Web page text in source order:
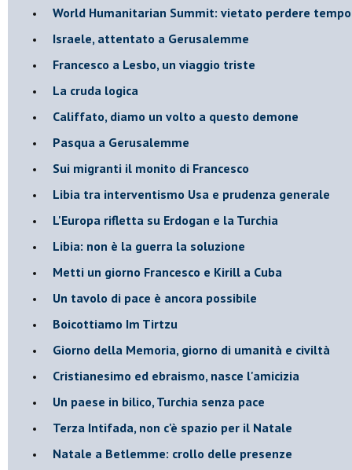
World Humanitarian Summit: vietato perdere tempo
Israele, attentato a Gerusalemme
Francesco a Lesbo, un viaggio triste
La cruda logica
Califfato, diamo un volto a questo demone
Pasqua a Gerusalemme
Sui migranti il monito di Francesco
Libia tra interventismo Usa e prudenza generale
L'Europa rifletta su Erdogan e la Turchia
Libia: non è la guerra la soluzione
Metti un giorno Francesco e Kirill a Cuba
Un tavolo di pace è ancora possibile
Boicottiamo Im Tirtzu
Giorno della Memoria, giorno di umanità e civiltà
Cristianesimo ed ebraismo, nasce l'amicizia
Un paese in bilico, Turchia senza pace
Terza Intifada, non c'è spazio per il Natale
Natale a Betlemme: crollo delle presenze